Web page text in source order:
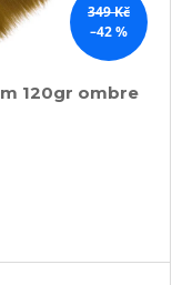
349 Kč
–42 %
120gr ombre